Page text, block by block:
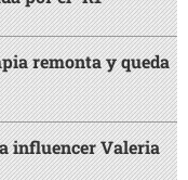
remonta y queda
influencer Valeria